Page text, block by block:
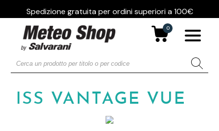
Spedizione gratuita per ordini superiori a 100€
0
ISS VANTAGE VUE